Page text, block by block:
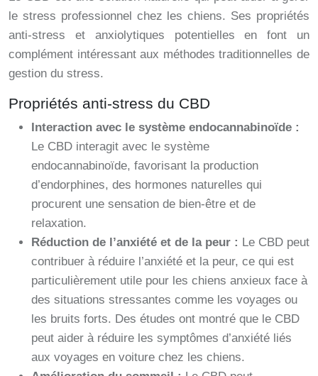
le stress professionnel chez les chiens. Ses propriétés
anti-stress et anxiolytiques potentielles en font un
complément intéressant aux méthodes traditionnelles de
gestion du stress.
Propriétés anti-stress du CBD
Interaction avec le système endocannabinoïde :
Le CBD interagit avec le système
endocannabinoïde, favorisant la production
d’endorphines, des hormones naturelles qui
procurent une sensation de bien-être et de
relaxation.
Réduction de l’anxiété et de la peur : Le CBD peut
contribuer à réduire l’anxiété et la peur, ce qui est
particulièrement utile pour les chiens anxieux face à
des situations stressantes comme les voyages ou
les bruits forts. Des études ont montré que le CBD
peut aider à réduire les symptômes d’anxiété liés
aux voyages en voiture chez les chiens.